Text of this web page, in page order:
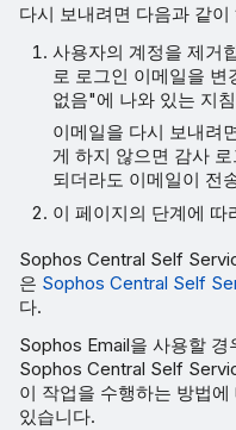
다시 보내려면 다음과 같이
사용자의 계정을 제거
로 로그인 이메일을 변
없음"에 나와 있는 지
이메일을 다시 보내려
게 하지 않으면 감사
되더라도 이메일이 전
이 페이지의 단계에 따
Sophos Central Self
은 Sophos Central Self
다.
Sophos Email을 사용할
Sophos Central Self
이 작업을 수행하는 방법에
있습니다.